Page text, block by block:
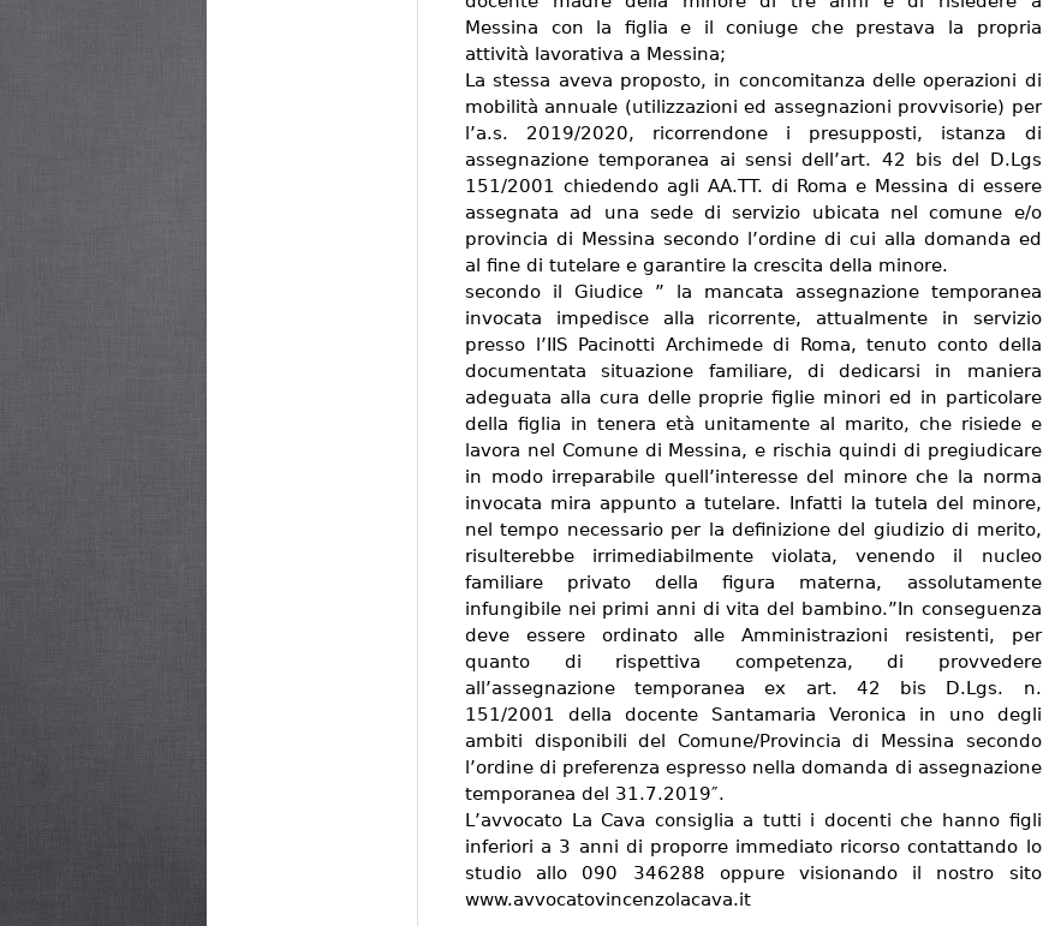
Messina con la figlia e il coniuge che prestava la propria
attività lavorativa a Messina;
La stessa aveva proposto, in concomitanza delle operazioni di
mobilità annuale (utilizzazioni ed assegnazioni provvisorie) per
l’a.s. 2019/2020, ricorrendone i presupposti, istanza di
assegnazione temporanea ai sensi dell’art. 42 bis del D.Lgs
151/2001 chiedendo agli AA.TT. di Roma e Messina di essere
assegnata ad una sede di servizio ubicata nel comune e/o
provincia di Messina secondo l’ordine di cui alla domanda ed
al fine di tutelare e garantire la crescita della minore.
secondo il Giudice ” la mancata assegnazione temporanea
invocata impedisce alla ricorrente, attualmente in servizio
presso l’IIS Pacinotti Archimede di Roma, tenuto conto della
documentata situazione familiare, di dedicarsi in maniera
adeguata alla cura delle proprie figlie minori ed in particolare
della figlia in tenera età unitamente al marito, che risiede e
lavora nel Comune di Messina, e rischia quindi di pregiudicare
in modo irreparabile quell’interesse del minore che la norma
invocata mira appunto a tutelare. Infatti la tutela del minore,
nel tempo necessario per la definizione del giudizio di merito,
risulterebbe irrimediabilmente violata, venendo il nucleo
familiare privato della figura materna, assolutamente
infungibile nei primi anni di vita del bambino.”In conseguenza
deve essere ordinato alle Amministrazioni resistenti, per
quanto di rispettiva competenza, di provvedere
all’assegnazione temporanea ex art. 42 bis D.Lgs. n.
151/2001 della docente Santamaria Veronica in uno degli
ambiti disponibili del Comune/Provincia di Messina secondo
l’ordine di preferenza espresso nella domanda di assegnazione
temporanea del 31.7.2019″.
L’avvocato La Cava consiglia a tutti i docenti che hanno figli
inferiori a 3 anni di proporre immediato ricorso contattando lo
studio allo 090 346288 oppure visionando il nostro sito
www.avvocatovincenzolacava.it